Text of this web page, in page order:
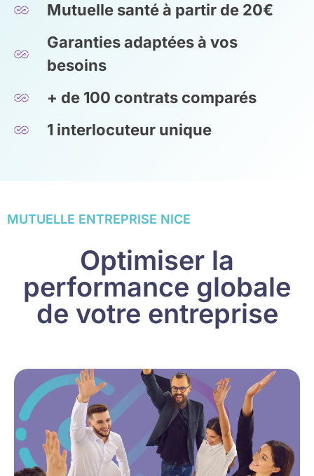
Mutuelle santé à partir de 20€
Garanties adaptées à vos
besoins
+ de 100 contrats comparés
1 interlocuteur unique
MUTUELLE ENTREPRISE NICE
Optimiser la
performance globale
de votre entreprise